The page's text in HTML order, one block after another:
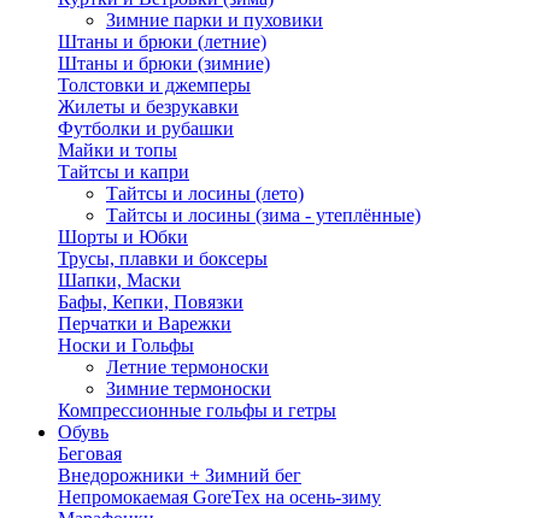
Зимние парки и пуховики
Штаны и брюки (летние)
Штаны и брюки (зимние)
Толстовки и джемперы
Жилеты и безрукавки
Футболки и рубашки
Майки и топы
Тайтсы и капри
Тайтсы и лосины (лето)
Тайтсы и лосины (зима - утеплённые)
Шорты и Юбки
Трусы, плавки и боксеры
Шапки, Маски
Бафы, Кепки, Повязки
Перчатки и Варежки
Носки и Гольфы
Летние термоноски
Зимние термоноски
Компрессионные гольфы и гетры
Обувь
Беговая
Внедорожники + Зимний бег
Непромокаемая GoreTex на осень-зиму